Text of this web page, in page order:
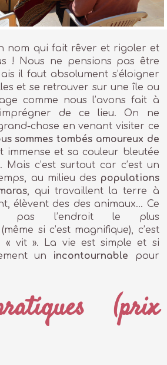
nom qui fait rêver et rigoler et
! Nous ne pensions pas être
il faut absolument s’éloigner
et se retrouver sur une île ou
comme nous l’avons fait à
de ce lieu. On ne
chose en venant visiter ce
sommes tombés amoureux de
immense et sa couleur bleutée
Mais c’est surtout car c’est un
au milieu des populations
, qui travaillent la terre à
élèvent des des animaux… Ce
pas l’endroit le plus
si c’est magnifique), c’est
« vit ». La vie est simple et si
un incontournable pour
(prix